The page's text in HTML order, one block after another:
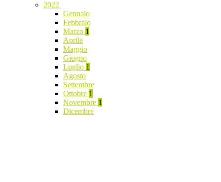
2022
Gennaio
Febbraio
Marzo 1
Aprile
Maggio
Giugno
Luglio 1
Agosto
Settembre
Ottobre 1
Novembre 1
Dicembre